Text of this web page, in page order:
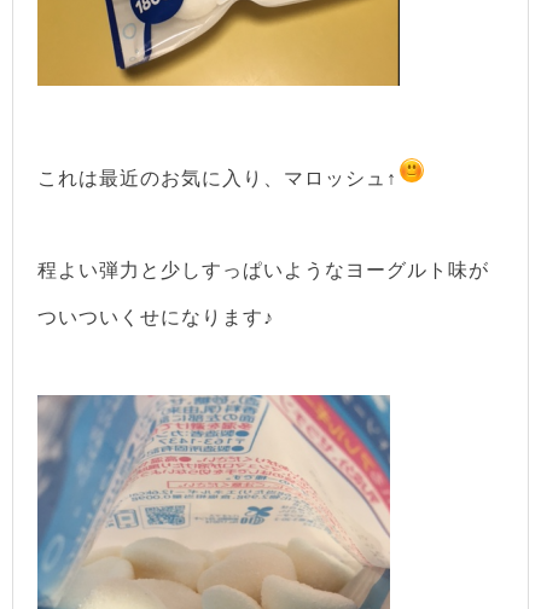
これは最近のお気に入り、マロッシュ↑
程よい弾力と少しすっぱいようなヨーグルト味が
ついついくせになります♪